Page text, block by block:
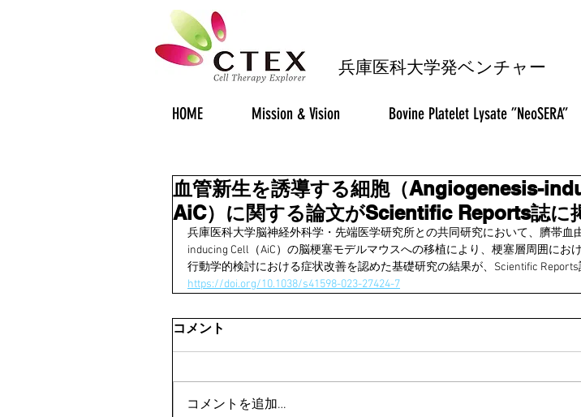
​兵庫医科大学発ベンチャー
HOME Mission & Vision Bovine Platelet Lysate ”NeoSERA”
血管新生を誘導する細胞（Angiogenesis-
AiC）に関する論文がScientific Reports誌に
兵庫医科大学脳神経外科学・先端医学研究所との共同研究において、臍帯血
inducing Cell（AiC）の脳梗塞モデルマウスへの移植により、梗塞層周囲にお
行動学的検討における症状改善を認めた基礎研究の結果が、Scientific Reports
https://doi.org/10.1038/s41598-023-27424-7
コメント
コメントを追加…